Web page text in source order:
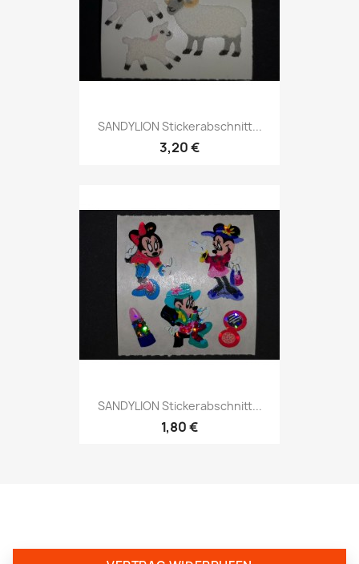
SANDYLION Stickerabschnitt...
3,20 €
SANDYLION Stickerabschnitt...
1,80 €